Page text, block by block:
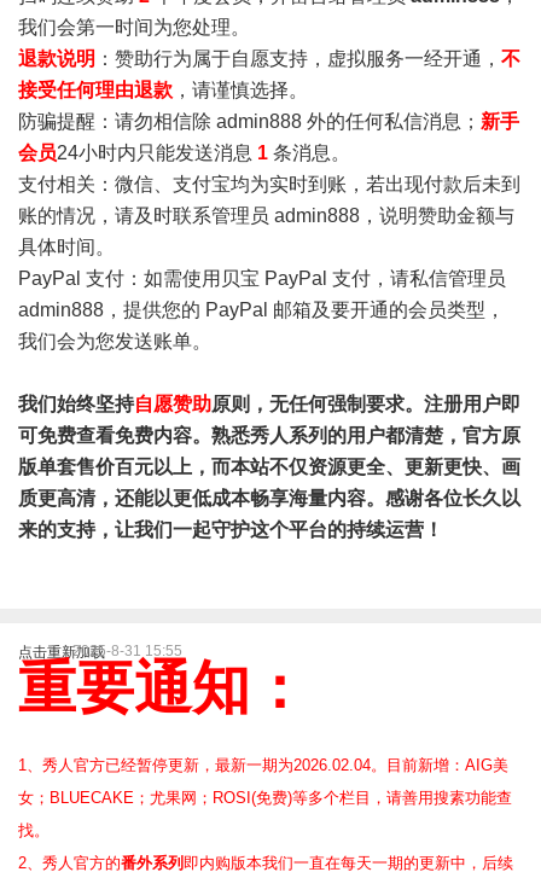
我们会第一时间为您处理。
退款说明 ：赞助行为属于自愿支持，虚拟服务一经开通， 不
接受任何理由退款 ，请谨慎选择。
防骗提醒：请勿相信除 admin888 外的任何私信消息； 新手
会员24小时内只能发送消息 1 条消息。
支付相关：微信、支付宝均为实时到账，若出现付款后未到
账的情况，请及时联系管理员 admin888，说明赞助金额与
具体时间。
PayPal 支付：如需使用贝宝 PayPal 支付，请私信管理员
admin888，提供您的 PayPal 邮箱及要开通的会员类型，
我们会为您发送账单。
我们始终坚持自愿赞助原则，无任何强制要求。注册用户即
可免费查看免费内容。熟悉秀人系列的用户都清楚，官方原
版单套售价百元以上，而本站不仅资源更全、更新更快、画
质更高清，还能以更低成本畅享海量内容。感谢各位长久以
来的支持，让我们一起守护这个平台的持续运营！
点击重新加载2025-8-31 15:55
重要通知：
1、秀人官方已经暂停更新，最新一期为2026.02.04。目前新增：AIG美
女；BLUECAKE；尤果网；ROSI(免费)等多个栏目，请善用搜素功能查
找。
2、 秀人官方的番外系列 即内购版本我们一直在每天一期的更新中，后续